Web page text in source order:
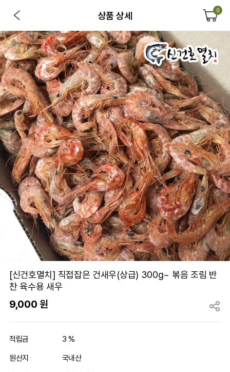
상품 상세 0
[신건호멸치] 직접잡은 건새우(상급) 300g~ 볶음 조림 반
찬 육수용 새우
9,000원
적립금 3 %
원산지 국내산